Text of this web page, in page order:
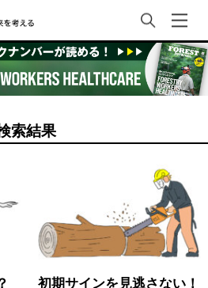
索結果
初期サインを見逃さない！